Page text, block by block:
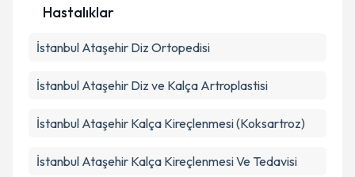
Hastalıklar
İstanbul Ataşehir Diz Ortopedisi
İstanbul Ataşehir Diz ve Kalça Artroplastisi
İstanbul Ataşehir Kalça Kireçlenmesi (Koksartroz)
İstanbul Ataşehir Kalça Kireçlenmesi Ve Tedavisi